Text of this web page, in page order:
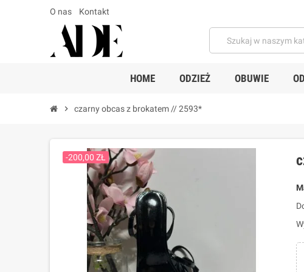
O nas Kontakt
HOME ODZIEŻ OBUWIE
chevron_right czarny obcas z brokatem // 2593*
-200,00 ZŁ